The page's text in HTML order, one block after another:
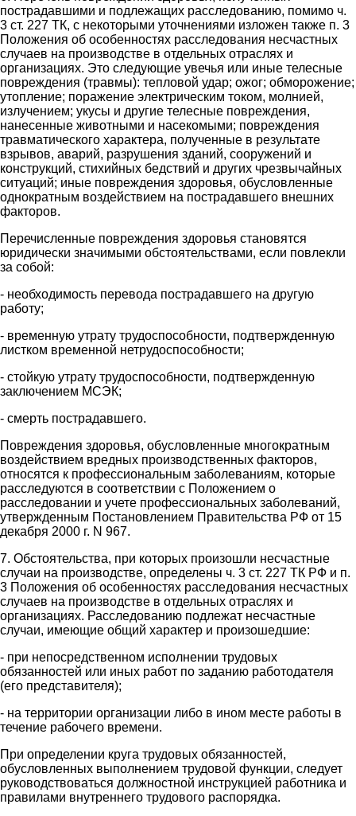
пострадавшими и подлежащих расследованию, помимо ч.
3 ст. 227 ТК, с некоторыми уточнениями изложен также п. 3
Положения об особенностях расследования несчастных
случаев на производстве в отдельных отраслях и
организациях. Это следующие увечья или иные телесные
повреждения (травмы): тепловой удар; ожог; обморожение;
утопление; поражение электрическим током, молнией,
излучением; укусы и другие телесные повреждения,
нанесенные животными и насекомыми; повреждения
травматического характера, полученные в результате
взрывов, аварий, разрушения зданий, сооружений и
конструкций, стихийных бедствий и других чрезвычайных
ситуаций; иные повреждения здоровья, обусловленные
однократным воздействием на пострадавшего внешних
факторов.
Перечисленные повреждения здоровья становятся
юридически значимыми обстоятельствами, если повлекли
за собой:
- необходимость перевода пострадавшего на другую
работу;
- временную утрату трудоспособности, подтвержденную
листком временной нетрудоспособности;
- стойкую утрату трудоспособности, подтвержденную
заключением МСЭК;
- смерть пострадавшего.
Повреждения здоровья, обусловленные многократным
воздействием вредных производственных факторов,
относятся к профессиональным заболеваниям, которые
расследуются в соответствии с Положением о
расследовании и учете профессиональных заболеваний,
утвержденным Постановлением Правительства РФ от 15
декабря 2000 г. N 967.
7. Обстоятельства, при которых произошли несчастные
случаи на производстве, определены ч. 3 ст. 227 ТК РФ и п.
3 Положения об особенностях расследования несчастных
случаев на производстве в отдельных отраслях и
организациях. Расследованию подлежат несчастные
случаи, имеющие общий характер и произошедшие:
- при непосредственном исполнении трудовых
обязанностей или иных работ по заданию работодателя
(его представителя);
- на территории организации либо в ином месте работы в
течение рабочего времени.
При определении круга трудовых обязанностей,
обусловленных выполнением трудовой функции, следует
руководствоваться должностной инструкцией работника и
правилами внутреннего трудового распорядка.